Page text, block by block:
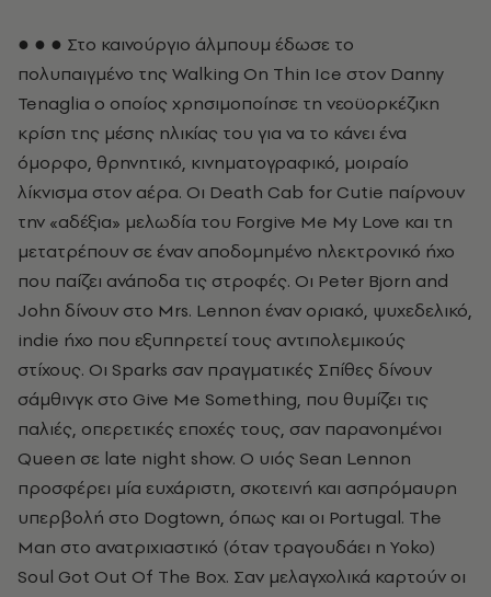
● ● ● Στο καινούργιο άλμπουμ έδωσε το
πολυπαιγμένο της Walking On Thin Ice στον Danny
Tenaglia ο οποίος χρησιμοποίησε τη νεοϋορκέζικη
κρίση της μέσης ηλικίας του για να το κάνει ένα
όμορφο, θρηνητικό, κινηματογραφικό, μοιραίο
λίκνισμα στον αέρα. Οι Death Cab for Cutie παίρνουν
την «αδέξια» μελωδία του Forgive Me My Love και τη
μετατρέπουν σε έναν αποδομημένο ηλεκτρονικό ήχο
που παίζει ανάποδα τις στροφές. Οι Peter Bjorn and
John δίνουν στο Mrs. Lennon έναν οριακό, ψυχεδελικό,
indie ήχο που εξυπηρετεί τους αντιπολεμικούς
στίχους. Οι Sparks σαν πραγματικές Σπίθες δίνουν
σάμθινγκ στο Give Me Something, που θυμίζει τις
παλιές, οπερετικές εποχές τους, σαν παρανοημένοι
Queen σε late night show. Ο υιός Sean Lennon
προσφέρει μία ευχάριστη, σκοτεινή και ασπρόμαυρη
υπερβολή στο Dogtown, όπως και οι Portugal. The
Man στο ανατριχιαστικό (όταν τραγουδάει η Yoko)
Soul Got Out Of The Box. Σαν μελαγχολικά καρτούν οι